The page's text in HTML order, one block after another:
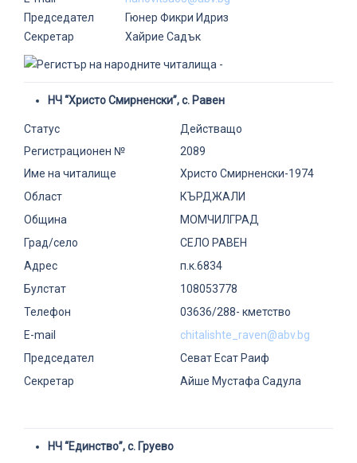
Председател
Гюнер Фикри Идриз
Секретар
Хайрие Садък
НЧ “Христо Смирненски”, с. Равен
Статус
Действащо
Регистрационен №
2089
Име на читалище
Христо Смирненски-1974
Област
КЪРДЖАЛИ
Община
МОМЧИЛГРАД
Град/село
СЕЛО РАВЕН
Адрес
п.к.6834
Булстат
108053778
Телефон
03636/288- кметство
E-mail
chitalishte_raven@abv.bg
Председател
Севат Есат Раиф
Секретар
Айше Мустафа Садула
НЧ “Единство”, с. Груево